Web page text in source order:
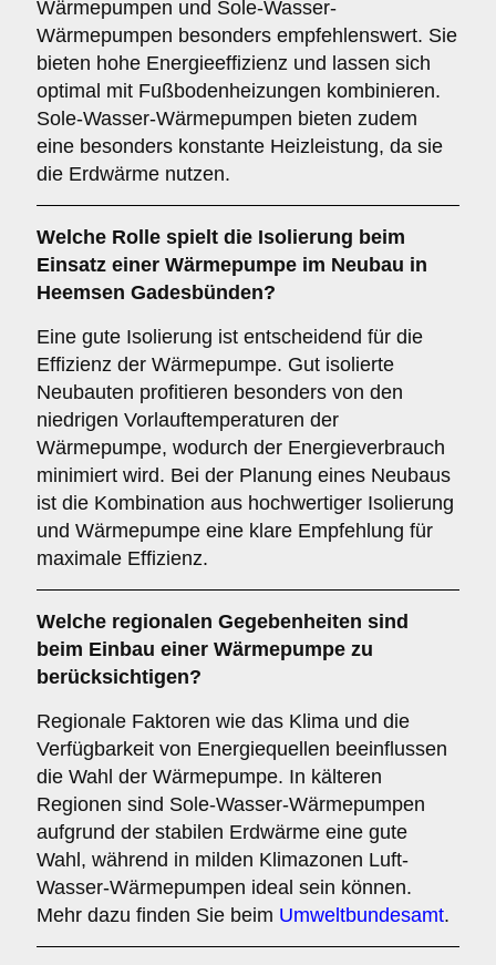
Wärmepumpen und Sole-Wasser-
Wärmepumpen besonders empfehlenswert. Sie
bieten hohe Energieeffizienz und lassen sich
optimal mit Fußbodenheizungen kombinieren.
Sole-Wasser-Wärmepumpen bieten zudem
eine besonders konstante Heizleistung, da sie
die Erdwärme nutzen.
Welche Rolle spielt die Isolierung beim
Einsatz einer Wärmepumpe im Neubau in
Heemsen Gadesbünden?
Eine gute Isolierung ist entscheidend für die
Effizienz der Wärmepumpe. Gut isolierte
Neubauten profitieren besonders von den
niedrigen Vorlauftemperaturen der
Wärmepumpe, wodurch der Energieverbrauch
minimiert wird. Bei der Planung eines Neubaus
ist die Kombination aus hochwertiger Isolierung
und Wärmepumpe eine klare Empfehlung für
maximale Effizienz.
Welche regionalen Gegebenheiten sind
beim Einbau einer Wärmepumpe zu
berücksichtigen?
Regionale Faktoren wie das Klima und die
Verfügbarkeit von Energiequellen beeinflussen
die Wahl der Wärmepumpe. In kälteren
Regionen sind Sole-Wasser-Wärmepumpen
aufgrund der stabilen Erdwärme eine gute
Wahl, während in milden Klimazonen Luft-
Wasser-Wärmepumpen ideal sein können.
Mehr dazu finden Sie beim Umweltbundesamt.